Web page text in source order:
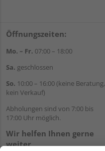
Öffnungszeiten:
Mo. – Fr. 07:00 – 18:00
Sa. geschlossen
So. 10:00 – 16:00 (keine Beratung,
kein Verkauf)
Abholungen sind von 7:00 bis
17:00 Uhr möglich.
Wir helfen Ihnen gerne
weiter